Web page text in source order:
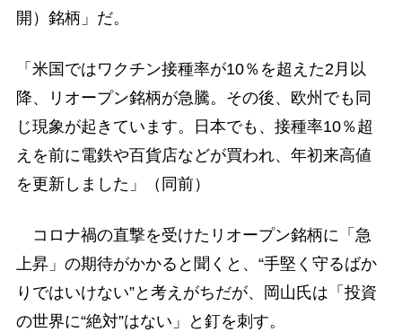
開）銘柄」だ。
「米国ではワクチン接種率が10％を超えた2月以
降、リオープン銘柄が急騰。その後、欧州でも同
じ現象が起きています。日本でも、接種率10％超
えを前に電鉄や百貨店などが買われ、年初来高値
を更新しました」（同前）
コロナ禍の直撃を受けたリオープン銘柄に「急
上昇」の期待がかかると聞くと、“手堅く守るばか
りではいけない”と考えがちだが、岡山氏は「投資
の世界に“絶対”はない」と釘を刺す。